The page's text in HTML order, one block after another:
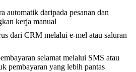
automatik daripada pesanan dan
kerja manual
dari CRM melalui e-mel atau saluran
selamat melalui SMS atau
pembayaran yang lebih pantas